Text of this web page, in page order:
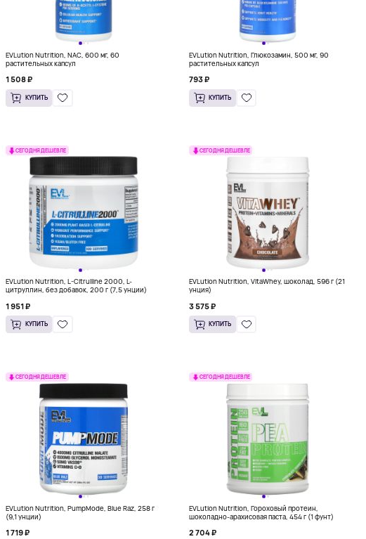
EVLution Nutrition, NAC, 600 мг, 60
растительных капсул
1 508 ₽
КУПИТЬ
EVLution Nutrition, Глюкозамин, 500 мг, 90
растительных капсул
793 ₽
КУПИТЬ
СЕГОДНЯ ДЕШЕВЛЕ
EVLution Nutrition, L-Citrulline 2000, L-
цитруллин, без добавок, 200 г (7,5 унции)
1 951 ₽
КУПИТЬ
СЕГОДНЯ ДЕШЕВЛЕ
EVLution Nutrition, VitaWhey, шоколад, 596 г (21
унция)
3 575 ₽
КУПИТЬ
СЕГОДНЯ ДЕШЕВЛЕ
EVLution Nutrition, PumpMode, Blue Raz, 258 г
(9,1 унции)
1 719 ₽
СЕГОДНЯ ДЕШЕВЛЕ
EVLution Nutrition, Гороховый протеин,
шоколадно-арахисовая паста, 454 г (1 фунт)
2 704 ₽